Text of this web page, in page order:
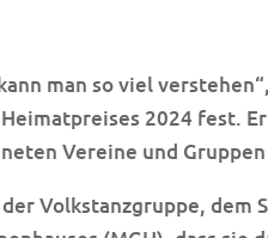
man so viel
2024 fest.
Vereine und
Volkstanzgruppe, dem